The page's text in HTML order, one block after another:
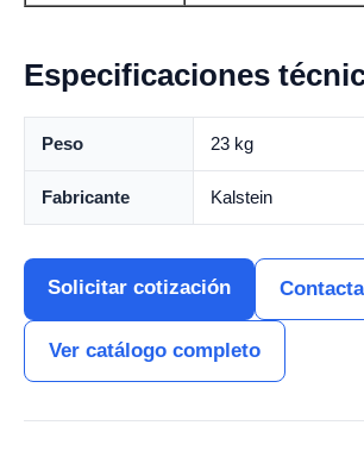
Especificaciones
Peso 23 kg
Fabricante Kalstein
Solicitar cotización
Ver catálogo completo